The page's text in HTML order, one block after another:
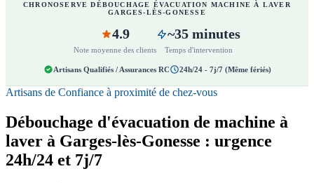
CHRONOSERVE DÉBOUCHAGE ÉVACUATION MACHINE À LAVER
GARGES-LÈS-GONESSE
4.9
Note moyenne des clients
~35 minutes
Temps d'intervention
Artisans Qualifiés / Assurances RC 24h/24 - 7j/7 (Même fériés)
Artisans de Confiance à proximité de chez-vous
Débouchage d'évacuation de machine à
laver à Garges-lès-Gonesse : urgence
24h/24 et 7j/7